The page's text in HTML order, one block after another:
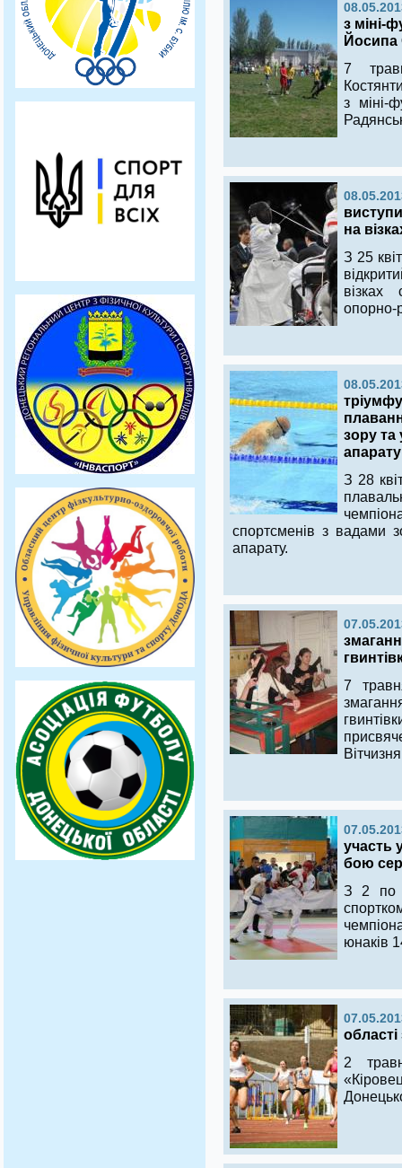
з міні-
Йосипа
7
з міні-
на
З 25
візках
опорно-
зору
апарату
З 28
спортсменів з вадами
апарату.
7
участь
бою
З 2 по
юнаків
області
2